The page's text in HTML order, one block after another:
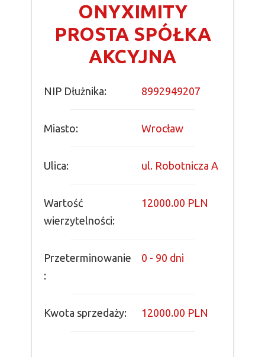
ONYXIMITY
PROSTA SPÓŁKA
AKCYJNA
NIP Dłużnika: 8992949207
Miasto: Wrocław
Ulica: ul. Robotnicza A
Wartość
wierzytelności:
12000.00 PLN
Przeterminowanie
:
0 - 90 dni
Kwota sprzedaży: 12000.00 PLN